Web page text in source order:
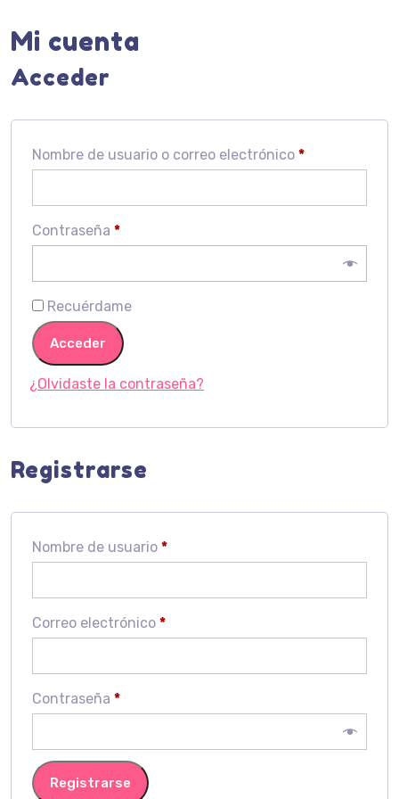
Mi cuenta
Acceder
Nombre de usuario o correo electrónico *Obligatorio
Contraseña *Obligatorio
Recuérdame
Acceder
¿Olvidaste la contraseña?
Registrarse
Nombre de usuario *Obligatorio
Correo electrónico *Obligatorio
Contraseña *Obligatorio
Registrarse